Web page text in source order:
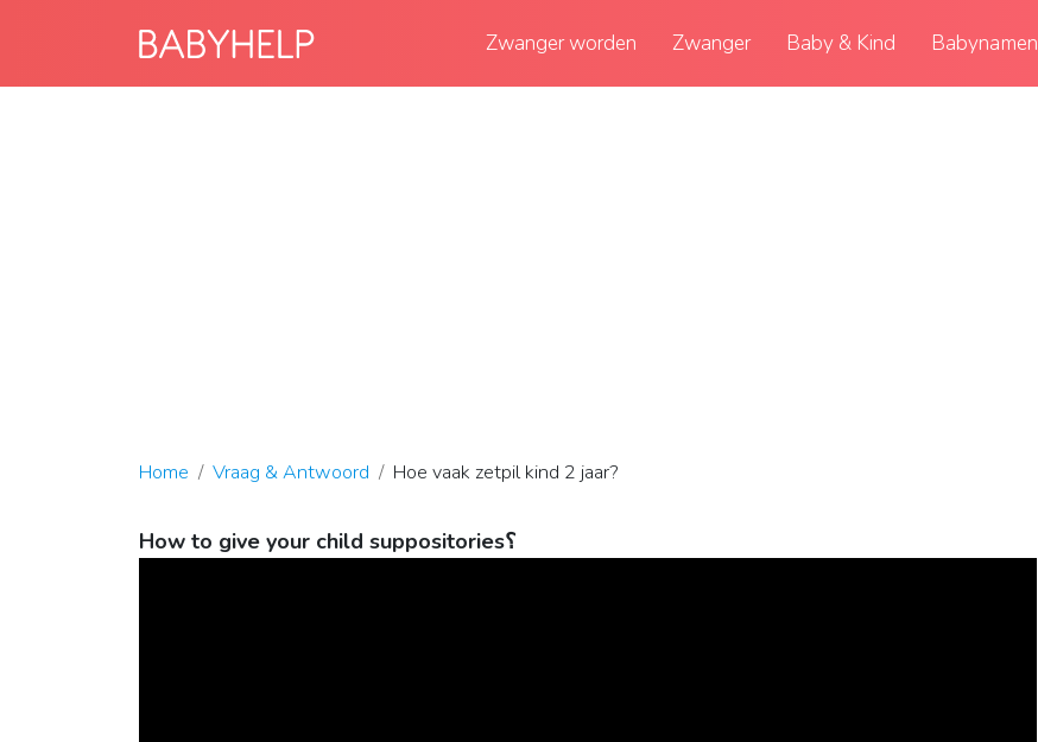
Zwanger worden Zwanger Baby & Kind Babynamen
Home Vraag & Antwoord Hoe vaak zetpil kind 2 jaar?
How to give your child suppositories؟